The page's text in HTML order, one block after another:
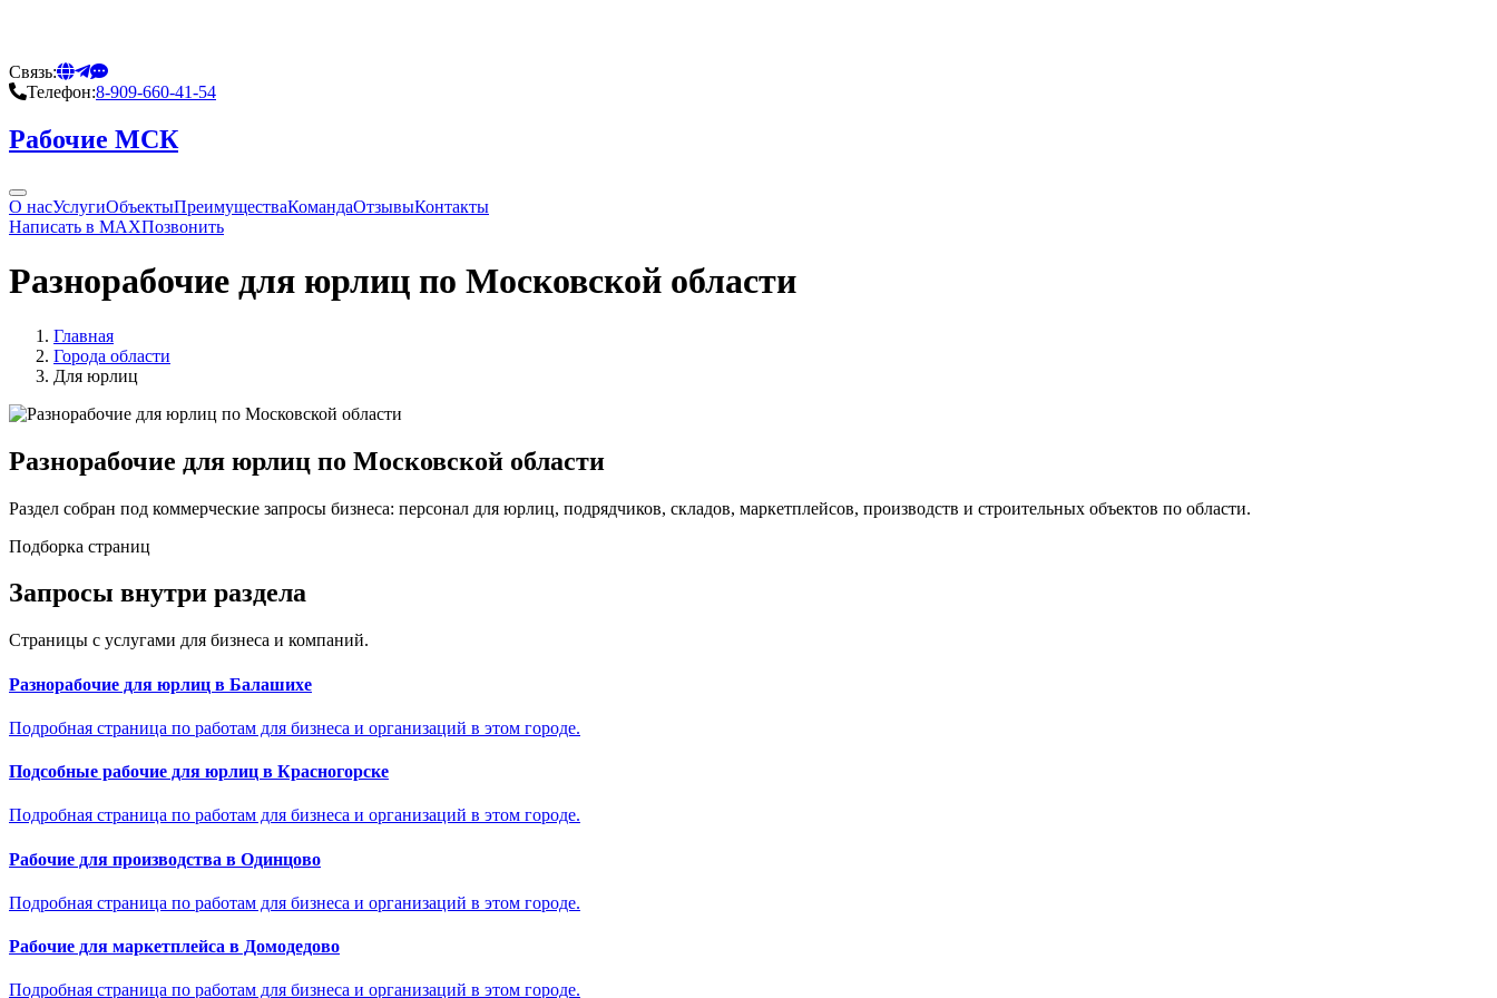
Связь:
Телефон:8-909-660-41-54
Рабочие МСК
О насУслугиОбъектыПреимуществаКомандаОтзывыКонтакты
Написать в MAXПозвонить
Разнорабочие для юрлиц по Московской области
Главная
Города области
Для юрлиц
Разнорабочие для юрлиц по Московской области
Раздел собран под коммерческие запросы бизнеса: персонал для юрлиц, подрядчиков, складов, маркетплейсов, производств и строительных объектов по области.
Подборка страниц
Запросы внутри раздела
Страницы с услугами для бизнеса и компаний.
Разнорабочие для юрлиц в Балашихе
Подробная страница по работам для бизнеса и организаций в этом городе.
Подсобные рабочие для юрлиц в Красногорске
Подробная страница по работам для бизнеса и организаций в этом городе.
Рабочие для производства в Одинцово
Подробная страница по работам для бизнеса и организаций в этом городе.
Рабочие для маркетплейса в Домодедово
Подробная страница по работам для бизнеса и организаций в этом городе.